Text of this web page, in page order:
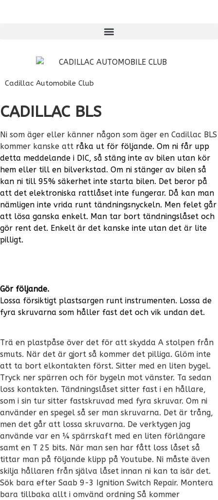
Cadillac Automobile Club
CADILLAC BLS
Ni som äger eller känner någon som äger en Cadillac BLS
kommer kanske att råka ut för följande. Om ni får upp
detta meddelande i DIC, så stäng inte av bilen utan kör
hem eller till en bilverkstad. Om ni stänger av bilen så
kan ni till 95% säkerhet inte starta bilen. Det beror på
att det elektroniska rattlåset inte fungerar. Då kan man
nämligen inte vrida runt tändningsnyckeln. Men felet går
att lösa ganska enkelt. Man tar bort tändningslåset och
gör rent det. Enkelt är det kanske inte utan det är lite
pilligt.
Gör följande.
Lossa försiktigt plastsargen runt instrumenten. Lossa de
fyra skruvarna som håller fast det och vik undan det.
Trä en plastpåse över det för att skydda A stolpen från
smuts. När det är gjort så kommer det pilliga. Glöm inte
att ta bort elkontakten först. Sitter med en liten bygel.
Tryck ner spärren och för bygeln mot vänster. Ta sedan
loss kontakten. Tändningslåset sitter fast i en hållare,
som i sin tur sitter fastskruvad med fyra skruvar. Om ni
använder en spegel så ser man skruvarna. Det är trång,
men det går att lossa skruvarna. De verktygen jag
använde var en ¼ spärrskaft med en liten förlängare
samt en T 25 bits. När man sen har fått loss låset så
tittar man på följande klipp på Youtube. Ni måste även
skilja hållaren från själva låset innan ni kan ta isär det.
Sök bara efter Saab 9-3 Ignition Switch Repair. Montera
bara tillbaka allt i omvänd ordning Så kommer